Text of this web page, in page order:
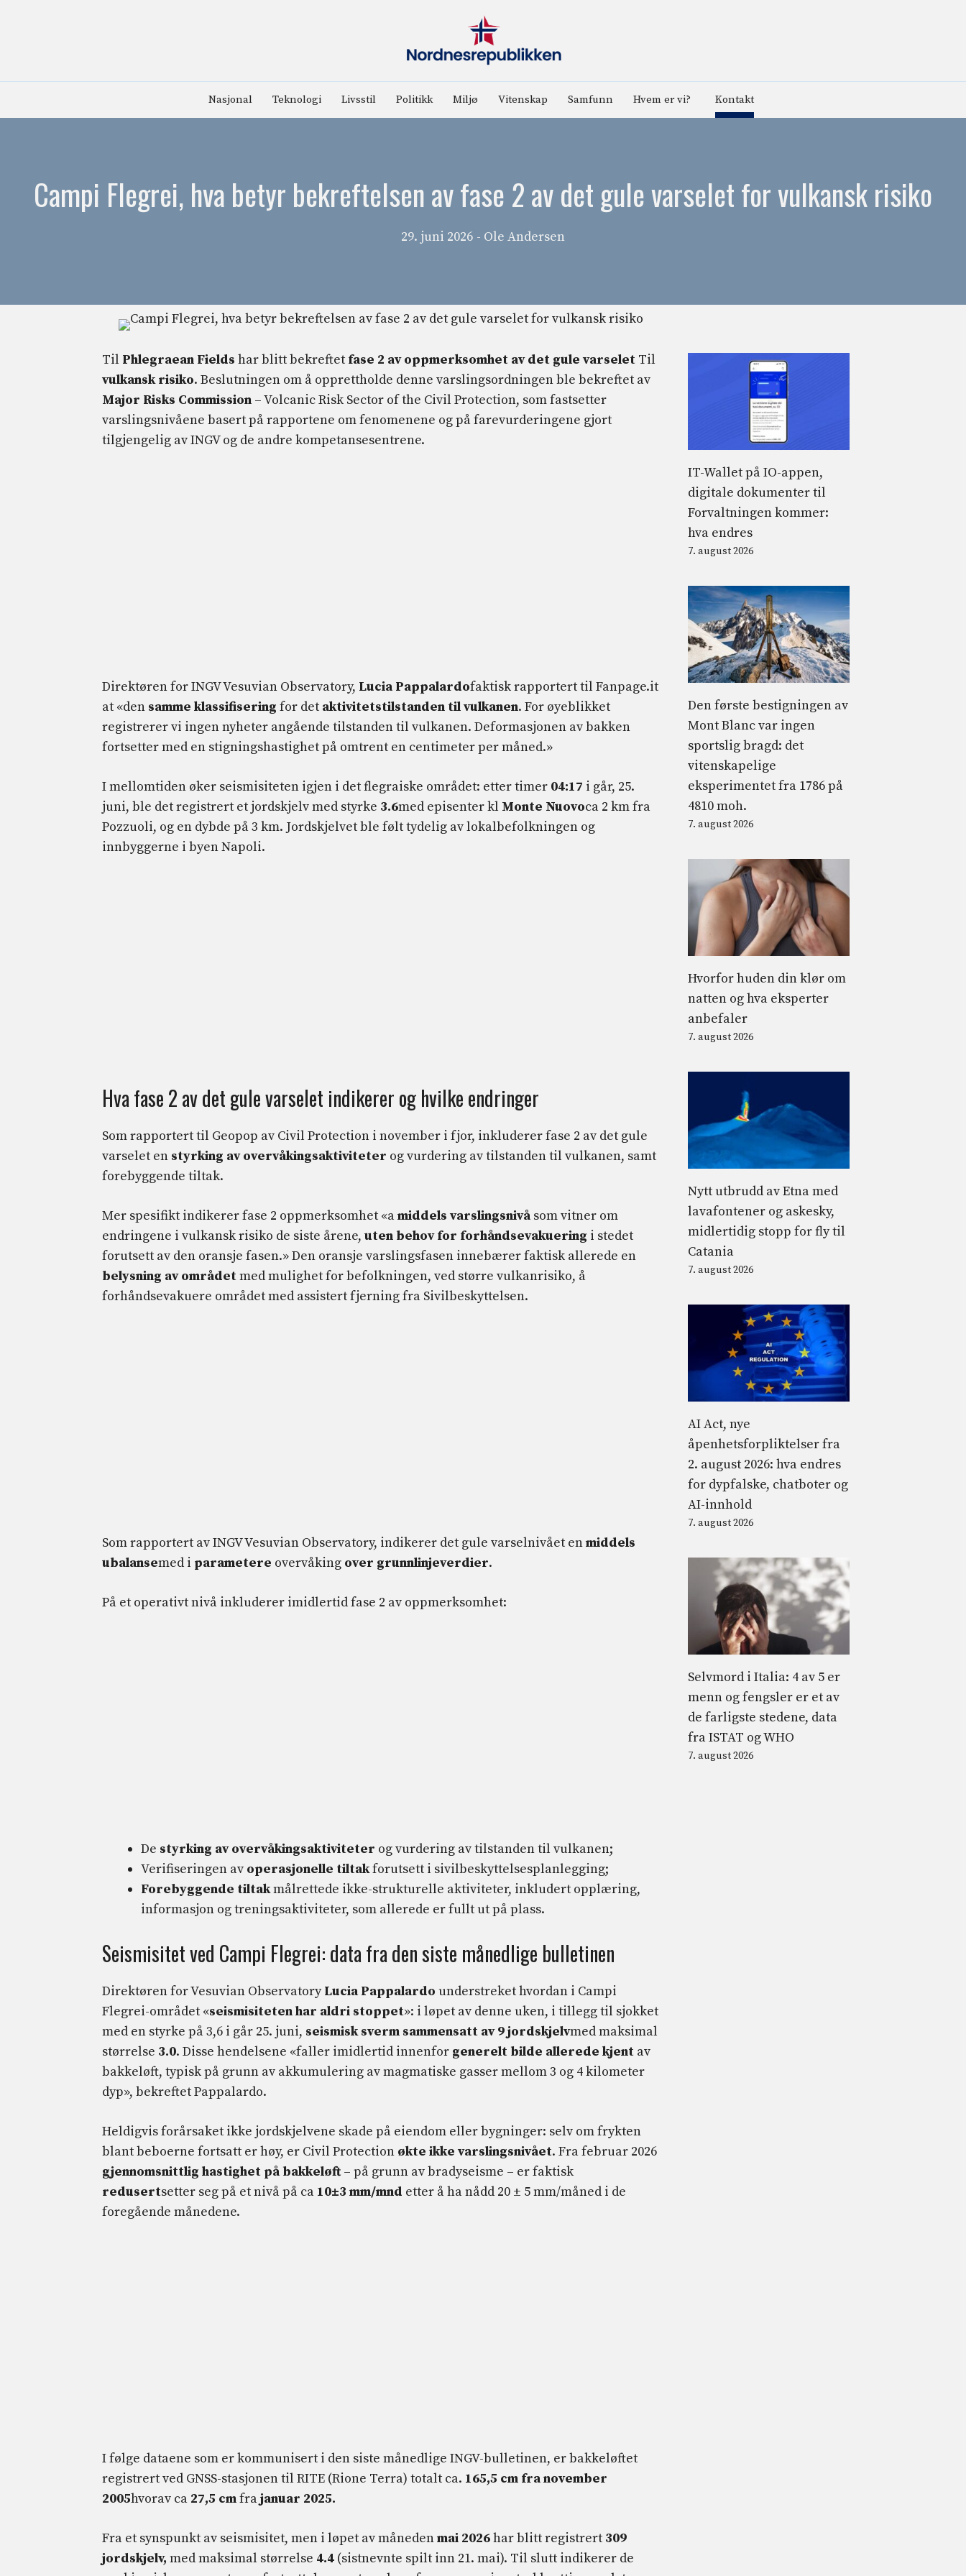
Nasjonal Teknologi Livsstil Politikk Miljø Vitenskap Samfunn Hvem er vi? Kontakt
Campi Flegrei, hva betyr bekreftelsen av fase 2 av det gule varselet for vulkansk risiko
29. juni 2026 - Ole Andersen
Til Phlegraean Fields har blitt bekreftet fase 2 av oppmerksomhet av det gule varselet Til
vulkansk risiko. Beslutningen om å opprettholde denne varslingsordningen ble bekreftet av
Major Risks Commission – Volcanic Risk Sector of the Civil Protection, som fastsetter
varslingsnivåene basert på rapportene om fenomenene og på farevurderingene gjort
tilgjengelig av INGV og de andre kompetansesentrene.
Direktøren for INGV Vesuvian Observatory, Lucia Pappalardofaktisk rapportert til Fanpage.it
at «den samme klassifisering for det aktivitetstilstanden til vulkanen. For øyeblikket
registrerer vi ingen nyheter angående tilstanden til vulkanen. Deformasjonen av bakken
fortsetter med en stigningshastighet på omtrent en centimeter per måned.»
I mellomtiden øker seismisiteten igjen i det flegraiske området: etter timer 04:17 i går, 25.
juni, ble det registrert et jordskjelv med styrke 3.6med episenter kl Monte Nuovoca 2 km fra
Pozzuoli, og en dybde på 3 km. Jordskjelvet ble følt tydelig av lokalbefolkningen og
innbyggerne i byen Napoli.
Hva fase 2 av det gule varselet indikerer og hvilke endringer
Som rapportert til Geopop av Civil Protection i november i fjor, inkluderer fase 2 av det gule
varselet en styrking av overvåkingsaktiviteter og vurdering av tilstanden til vulkanen, samt
forebyggende tiltak.
Mer spesifikt indikerer fase 2 oppmerksomhet «amiddels varslingsnivå som vitner om
endringene i vulkansk risiko de siste årene, uten behov for forhåndsevakuering i stedet
forutsett av den oransje fasen.» Den oransje varslingsfasen innebærer faktisk allerede en
belysning av områdetmed mulighet for befolkningen, ved større vulkanrisiko, å
forhåndsevakuere området med assistert fjerning fra Sivilbeskyttelsen.
Som rapportert av INGV Vesuvian Observatory, indikerer det gule varselnivået enmiddels
ubalansemed i parametere overvåking over grunnlinjeverdier.
På et operativt nivå inkluderer imidlertid fase 2 av oppmerksomhet:
De styrking av overvåkingsaktiviteter og vurdering av tilstanden til vulkanen;
Verifiseringen av operasjonelle tiltakforutsett i sivilbeskyttelsesplanlegging;
Forebyggende tiltakmålrettede ikke-strukturelle aktiviteter, inkludert opplæring,
informasjon og treningsaktiviteter, som allerede er fullt ut på plass.
Seismisitet ved Campi Flegrei: data fra den siste månedlige bulletinen
Direktøren for Vesuvian ObservatoryLucia Pappalardo understreket hvordan i Campi
Flegrei-området «seismisiteten har aldri stoppet»: i løpet av denne uken, i tillegg til sjokket
med en styrke på 3,6 i går 25. juni, seismisk sverm sammensatt av 9 jordskjelvmed maksimal
størrelse 3.0. Disse hendelsene «faller imidlertid innenfor generelt bilde allerede kjent av
bakkeløft, typisk på grunn av akkumulering av magmatiske gasser mellom 3 og 4 kilometer
dyp», bekreftet Pappalardo.
Heldigvis forårsaket ikke jordskjelvene skade på eiendom eller bygninger: selv om frykten
blant beboerne fortsatt er høy, er Civil Protection økte ikke varslingsnivået. Fra februar 2026
gjennomsnittlig hastighet på bakkeløft– på grunn av bradyseisme – er faktisk
redusertsetter seg på et nivå på ca 10±3 mm/mnd etter å ha nådd 20 ± 5 mm/måned i de
foregående månedene.
I følge dataene som er kommunisert i den siste månedlige INGV-bulletinen, er bakkeløftet
registrert ved GNSS-stasjonen til RITE (Rione Terra) totalt ca. 165,5 cm fra november
2005hvorav ca 27,5 cmfrajanuar 2025.
Fra et synspunkt av seismisitet, men i løpet av månedenmai 2026har blitt registrert 309
jordskjelv, med maksimal størrelse 4.4 (sistnevnte spilt inn 21. mai). Til slutt indikerer de
IT-Wallet på IO-appen,
digitale dokumenter til
Forvaltningen kommer:
hva endres
7. august 2026
Den første bestigningen av
Mont Blanc var ingen
sportslig bragd: det
vitenskapelige
eksperimentet fra 1786 på
4810 moh.
7. august 2026
Hvorfor huden din klør om
natten og hva eksperter
anbefaler
7. august 2026
Nytt utbrudd av Etna med
lavafontener og askesky,
midlertidig stopp for fly til
Catania
7. august 2026
AI Act, nye
åpenhetsforpliktelser fra
2. august 2026: hva endres
for dypfalske, chatboter og
AI-innhold
7. august 2026
Selvmord i Italia: 4 av 5 er
menn og fengsler er et av
de farligste stedene, data
fra ISTAT og WHO
7. august 2026